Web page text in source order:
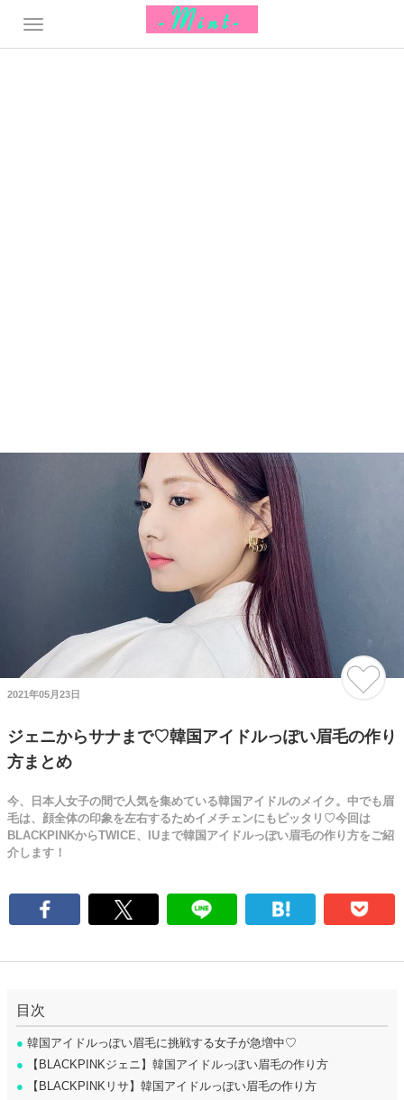
2021年05月23日
ジェニからサナまで♡韓国アイドルっぽい眉毛の作り
方まとめ
今、日本人女子の間で人気を集めている韓国アイドルのメイク。中でも眉
毛は、顔全体の印象を左右するためイメチェンにもピッタリ♡今回は
BLACKPINKからTWICE、IUまで韓国アイドルっぽい眉毛の作り方をご紹
介します！
目次
● 韓国アイドルっぽい眉毛に挑戦する女子が急増中♡
● 【BLACKPINKジェニ】韓国アイドルっぽい眉毛の作り方
● 【BLACKPINKリサ】韓国アイドルっぽい眉毛の作り方